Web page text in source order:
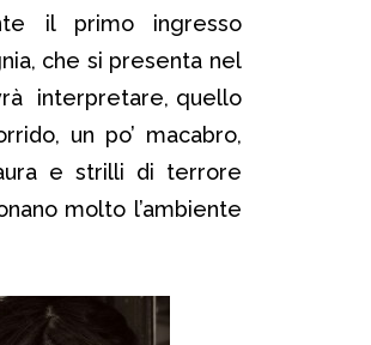
il primo ingresso
che si presenta nel
interpretare, quello
un po’ macabro,
e strilli di terrore
molto l’ambiente